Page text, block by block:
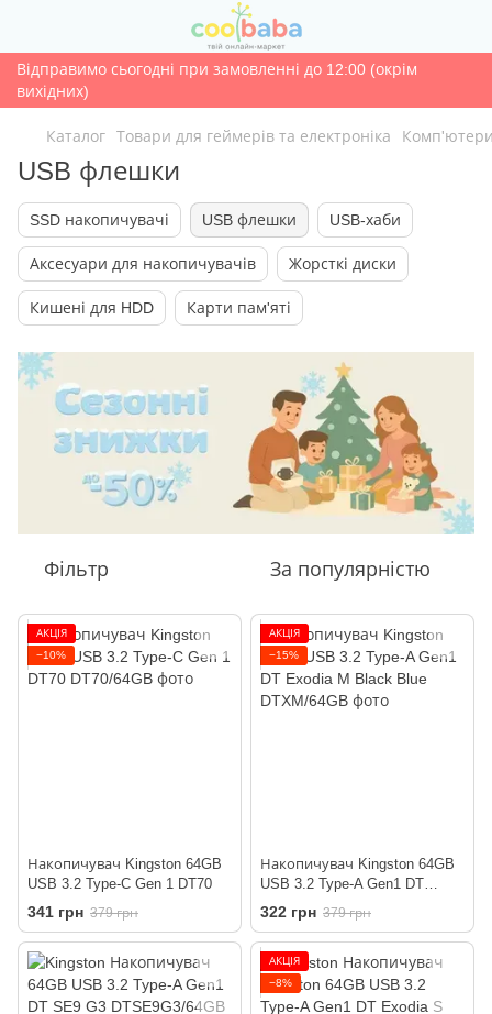
Відправимо сьогодні при замовленні до 12:00 (окрім
вихідних)
Каталог Товари для геймерів та електроніка
USB флешки
SSD накопичувачі USB флешки USB-хаби
Аксесуари для накопичувачів Жорсткі диски
Кишені для HDD Карти пам'яті
Фільтр За популярністю
АКЦІЯ
−10%
Накопичувач Kingston 64GB
USB 3.2 Type-C Gen 1 DT70
341 грн 379 грн
АКЦІЯ
−15%
Накопичувач Kingston 64GB
USB 3.2 Type-A Gen1 DT
Exodia M Black Blue
322 грн 379 грн
АКЦІЯ
−8%